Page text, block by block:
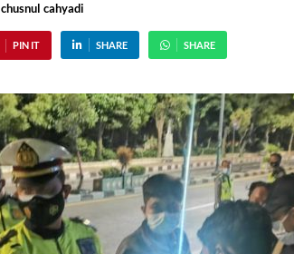
chusnul cahyadi
PIN IT SHARE SHARE